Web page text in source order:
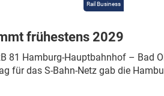
Rail Business
frühestens 2029
81 Hamburg-Hauptbahnhof – Bad
für das S-Bahn-Netz gab die